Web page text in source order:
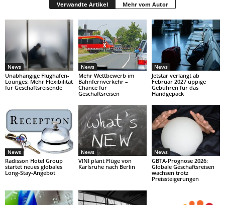
Verwandte Artikel Mehr vom Autor
News
Unabhängige Flughafen-
Lounges: Mehr Flexibilität
für Geschäftsreisende
News
Mehr Wettbewerb im
Bahnfernverkehr –
Chance für
Geschäftsreisen
News
Jetstar verlangt ab
Februar 2027 üppige
Gebühren für das
Handgepäck
News
Radisson Hotel Group
startet neues globales
Long-Stay-Angebot
News
VINI plant Flüge von
Karlsruhe nach Berlin
News
GBTA-Prognose 2026:
Globale Geschäftsreisen
wachsen trotz
Preissteigerungen